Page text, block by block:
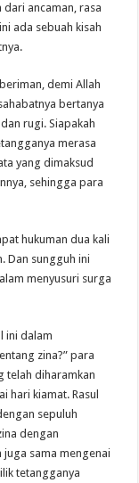
ancaman, rasa
ada sebuah kisah
demi Allah
bertanya
rugi. Siapakah
merasa
yang dimaksud
sehingga para
hukuman dua kali
Dan sungguh ini
menyusuri surga
ini dalam
zina?” para
telah diharamkan
hari kiamat. Rasul
sepuluh
dengan
juga sama mengenai
tetangganya